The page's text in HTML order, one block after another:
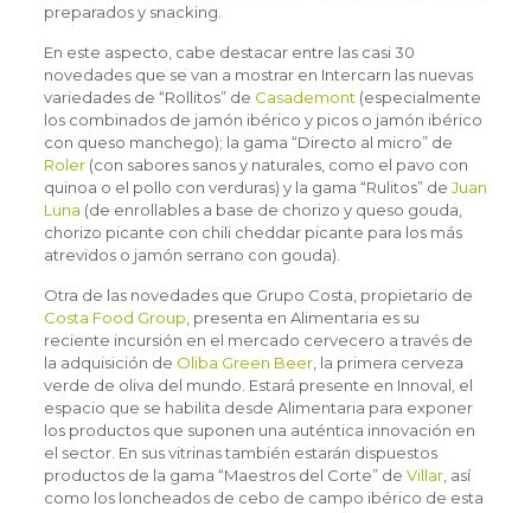
preparados y snacking.
En este aspecto, cabe destacar entre las casi 30
novedades que se van a mostrar en Intercarn las nuevas
variedades de “Rollitos” de Casademont (especialmente
los combinados de jamón ibérico y picos o jamón ibérico
con queso manchego); la gama “Directo al micro” de
Roler(con sabores sanos y naturales, como el pavo con
quinoa o el pollo con verduras) y la gama “Rulitos” de Juan
Luna (de enrollables a base de chorizo y queso gouda,
chorizo picante con chili cheddar picante para los más
atrevidos o jamón serrano con gouda).
Otra de las novedades que Grupo Costa, propietario de
Costa Food Group , presenta en Alimentaria es su
reciente incursión en el mercado cervecero a través de
la adquisición de Oliba Green Beer, la primera cerveza
verde de oliva del mundo. Estará presente en Innoval, el
espacio que se habilita desde Alimentaria para exponer
los productos que suponen una auténtica innovación en
el sector. En sus vitrinas también estarán dispuestos
productos de la gama “Maestros del Corte” de Villar, así
como los loncheados de cebo de campo ibérico de esta